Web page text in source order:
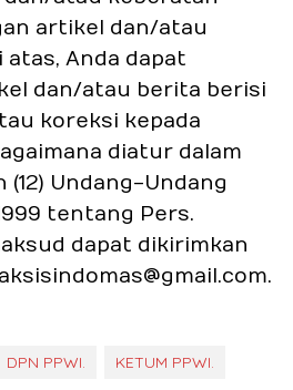
artikel dan/atau
Anda dapat
dan/atau berita berisi
koreksi kepada
diatur dalam
(12) Undang-Undang
tentang Pers.
dapat dikirimkan
DPN PPWI.
KETUM PPWI.